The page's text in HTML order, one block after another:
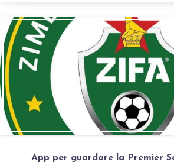
App per guardare la Premier